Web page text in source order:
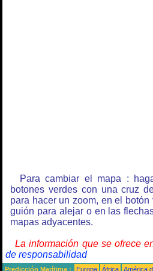
Para cambiar el mapa :
botones verdes con una cruz
para hacer un zoom, en el botón
guión para alejar o en las
mapas adyacentes.
La información que se ofrece
de responsabilidad
Predicción Marítima : Europa África América